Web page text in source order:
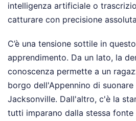
intelligenza artificiale o
catturare con precisione
C’è una tensione sottile in
apprendimento. Da un lato, la
conoscenza permette a un
borgo dell'Appennino di
Jacksonville. Dall'altro, c'è la
tutti imparano dalla stessa